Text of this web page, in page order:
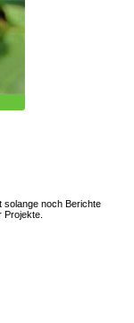
solange noch Berichte